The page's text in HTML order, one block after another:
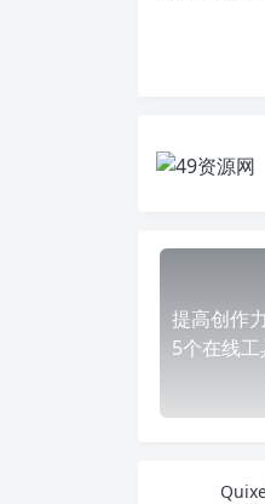
提高创作
5个在线